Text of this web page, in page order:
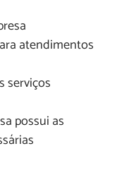
atendimentos
serviços
possui as